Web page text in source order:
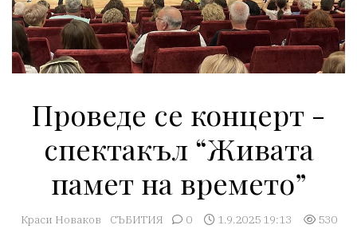
Проведе се концерт -
спектакъл “Живата
памет на времето”
Краси Новаков СЪБИТИЯ 0 1.9.2025 19:13 530